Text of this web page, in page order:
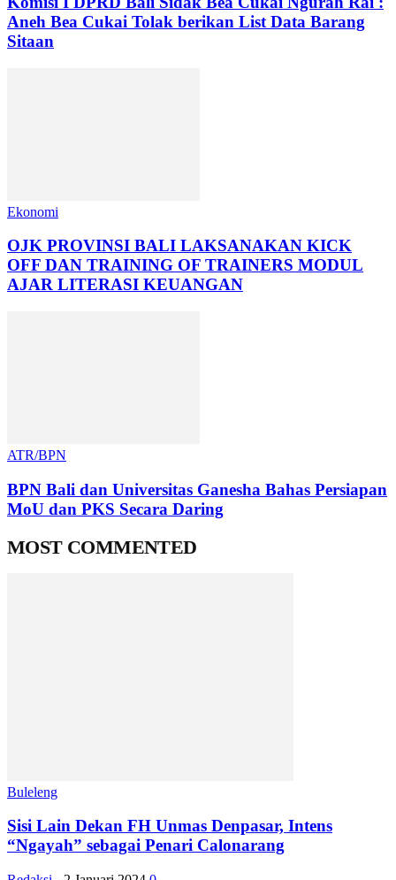
Aneh Bea Cukai Tolak berikan List Data Barang
Sitaan
Ekonomi
OJK PROVINSI BALI LAKSANAKAN KICK
OFF DAN TRAINING OF TRAINERS MODUL
AJAR LITERASI KEUANGAN
ATR/BPN
BPN Bali dan Universitas Ganesha Bahas Persiapan
MoU dan PKS Secara Daring
MOST COMMENTED
Buleleng
Sisi Lain Dekan FH Unmas Denpasar, Intens
“Ngayah” sebagai Penari Calonarang